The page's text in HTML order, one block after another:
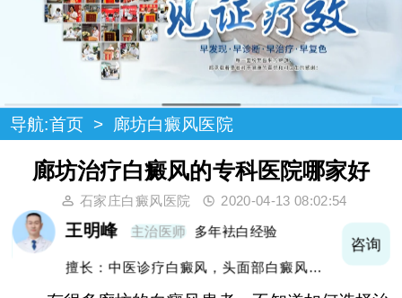
导航:首页 > 廊坊白癜风医院
廊坊治疗白癜风的专科医院哪家好
石家庄白癜风医院 2020-04-13 08:02:54
王明峰 主治医师 多年袪白经验
擅长：中医诊疗白癜风，头面部白癜风，青
咨询